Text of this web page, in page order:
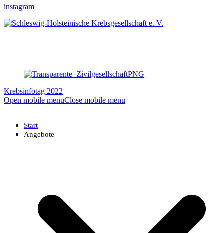
instagram
Krebsinfotag 2022
Open mobile menuClose mobile menu
Start
Angebote